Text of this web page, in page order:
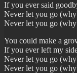
If you ever said
Never let you go
Never let you go
You could make a
If you ever left my
Never let you go
Never let you go